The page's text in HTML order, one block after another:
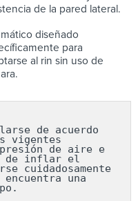
de la pared lateral.
diseñado
para
al rin sin uso de
de acuerdo
vigentes
de aire e
de inflar el
cuidadosamente
una